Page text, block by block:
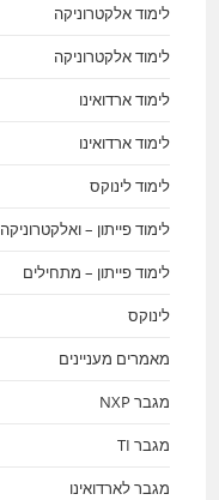
לימוד אלקטרוניקה
לימוד אלקטרוניקה
לימוד ארדואינו
לימוד ארדואינו
לימוד לינוקס
לימוד פייתון – ואלקטרוניקה
לימוד פייתון – מתחילים
לינוקס
מאמרים מעניינים
מגבר NXP
מגבר TI
מגבר לארדואינו